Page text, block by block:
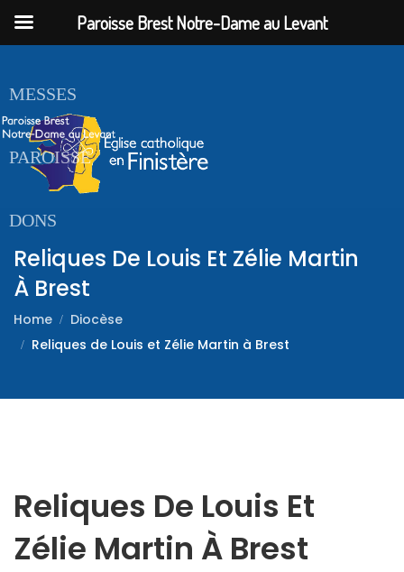
ACCUEIL
MESSES
PAROISSE
DONS
Reliques De Louis Et Zélie Martin
À Brest
Home
Diocèse
Reliques de Louis et Zélie Martin à Brest
Reliques De Louis Et
Zélie Martin À Brest
Paroisse Brest Notre-Dame au Levant